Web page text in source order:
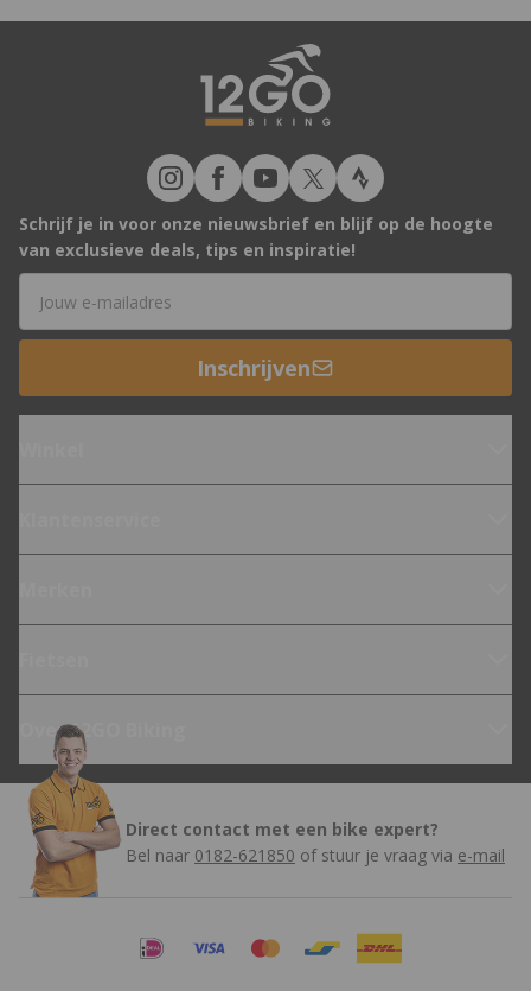
Schrijf je in voor onze nieuwsbrief en blijf op de hoogte
van exclusieve deals, tips en inspiratie!
Inschrijven
Over 12GO Biking
Direct contact met een bike expert?
Bel naar 0182-621850 of stuur je vraag via e-mail